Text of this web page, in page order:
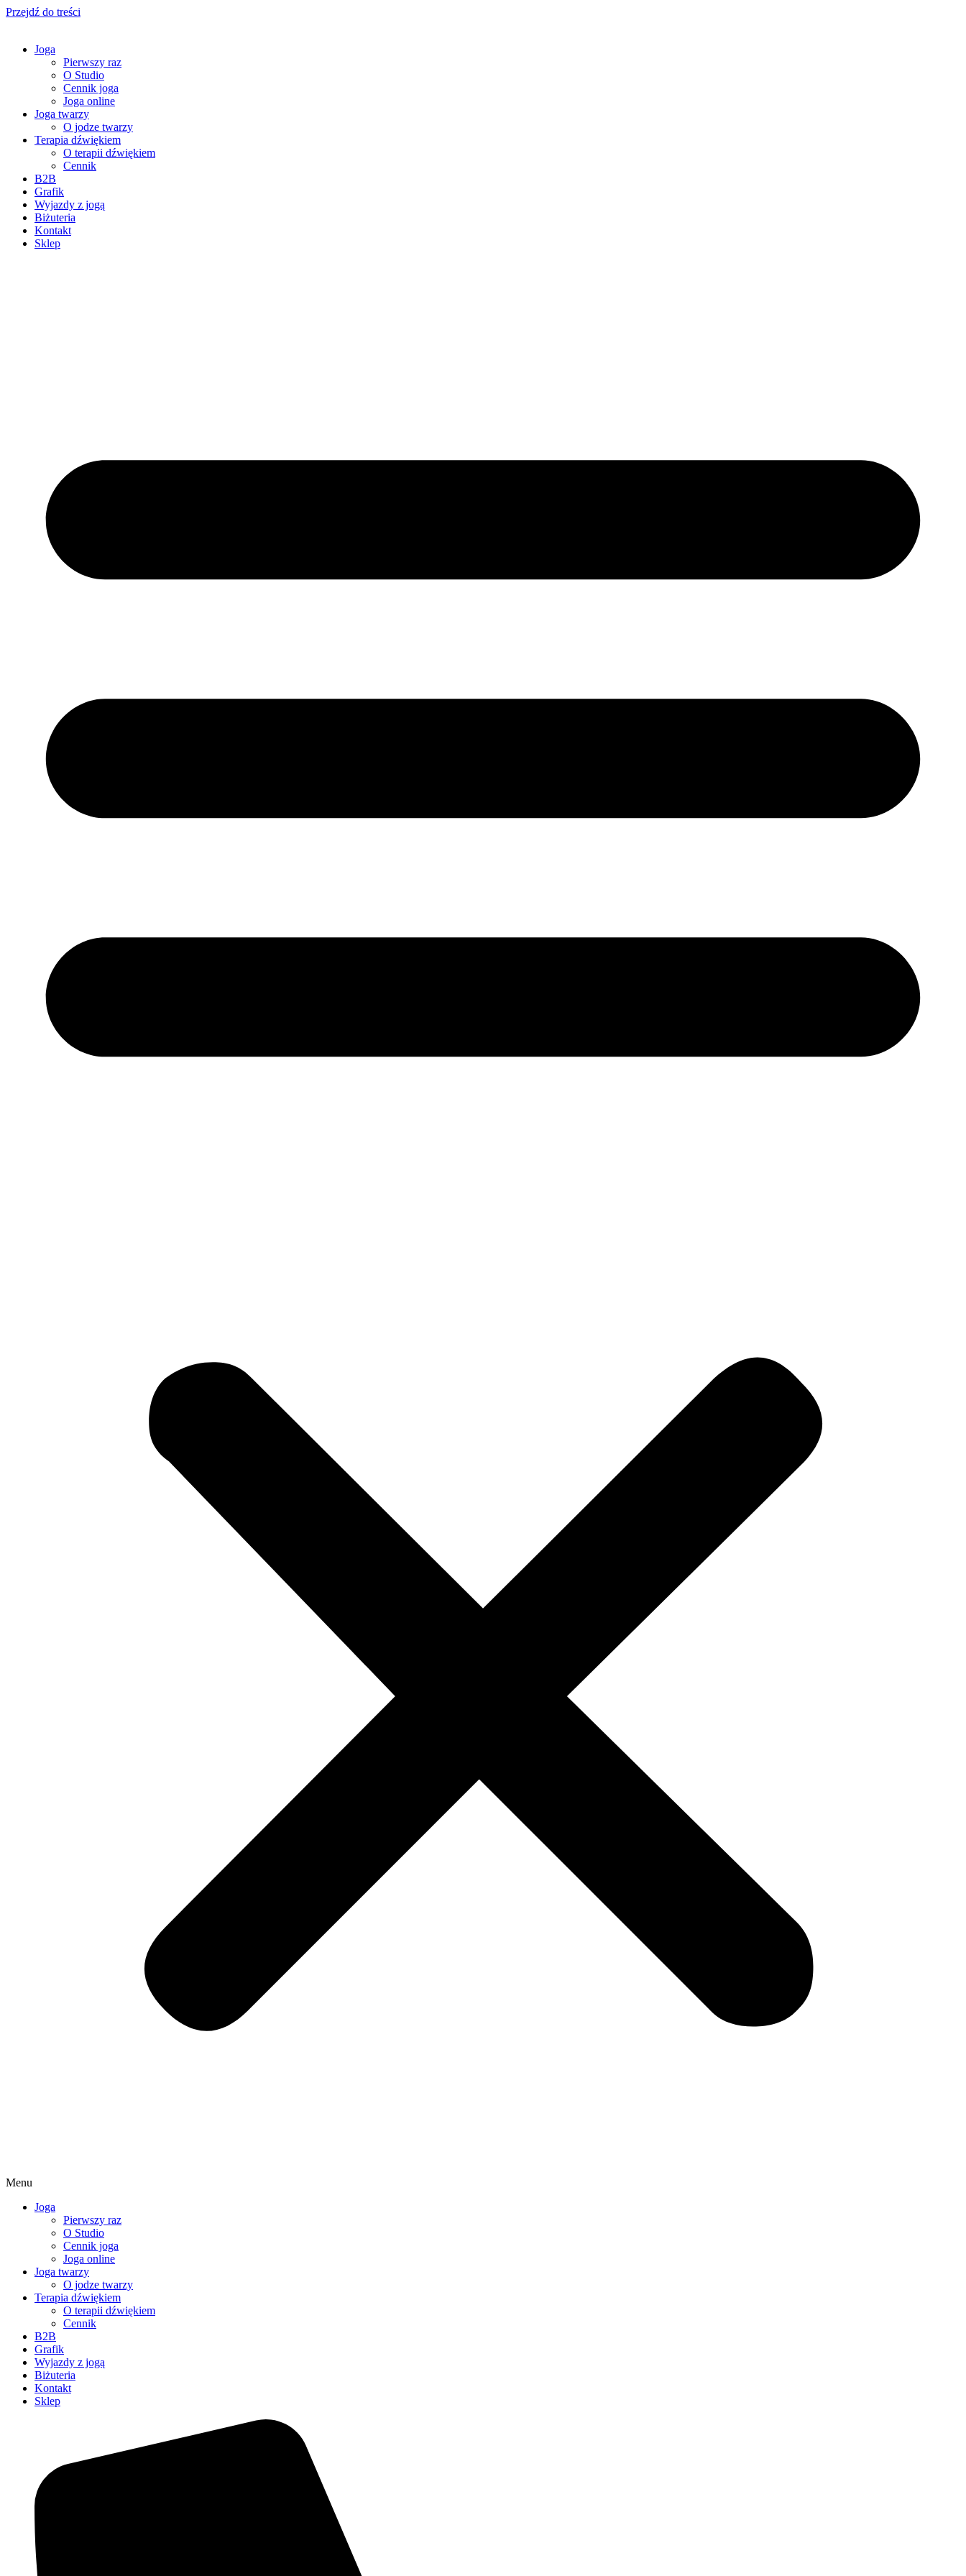
Przejdź do treści
Joga
Pierwszy raz
O Studio
Cennik joga
Joga online
Joga twarzy
O jodze twarzy
Terapia dźwiękiem
O terapii dźwiękiem
Cennik
B2B
Grafik
Wyjazdy z jogą
Biżuteria
Kontakt
Sklep
Menu
Joga
Pierwszy raz
O Studio
Cennik joga
Joga online
Joga twarzy
O jodze twarzy
Terapia dźwiękiem
O terapii dźwiękiem
Cennik
B2B
Grafik
Wyjazdy z jogą
Biżuteria
Kontakt
Sklep